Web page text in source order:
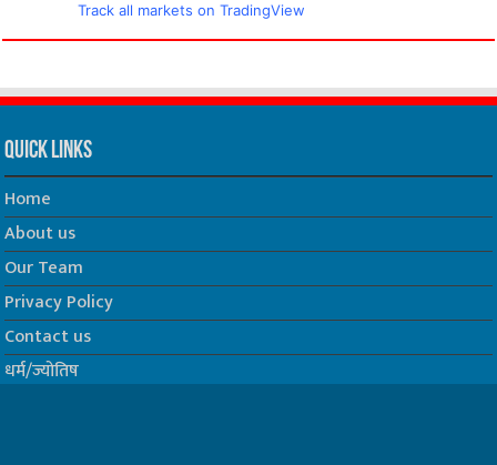
Track all markets on TradingView
Quick Links
Home
About us
Our Team
Privacy Policy
Contact us
धर्म/ज्योतिष